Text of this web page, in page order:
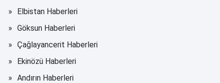
Elbistan Haberleri
Göksun Haberleri
Çağlayancerit Haberleri
Ekinözü Haberleri
Andırın Haberleri